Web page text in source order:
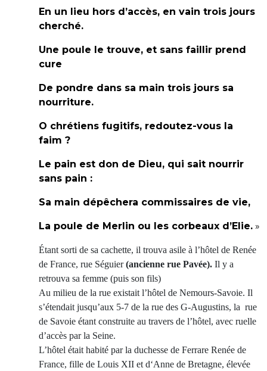
En un lieu hors d’accès, en vain trois jours
cherché.
Une poule le trouve, et sans faillir prend
cure
De pondre dans sa main trois jours sa
nourriture.
O chrétiens fugitifs, redoutez-vous la
faim ?
Le pain est don de Dieu, qui sait nourrir
sans pain :
Sa main dépêchera commissaires de vie,
La poule de Merlin ou les corbeaux d’Elie.»
Étant sorti de sa cachette, il trouva asile à l’hôtel de Renée
de France, rue Séguier(ancienne rue Pavée). Il y a
retrouva sa femme (puis son fils)
Au milieu de la rue existait l’hôtel de Nemours-Savoie. Il
s’étendait jusqu’aux 5-7 de la rue des G-Augustins, la rue
de Savoie étant construite au travers de l’hôtel, avec ruelle
d’accès par la Seine.
L’hôtel était habité par la duchesse de Ferrare Renée de
France, fille de Louis XII et d‘Anne de Bretagne, élevée